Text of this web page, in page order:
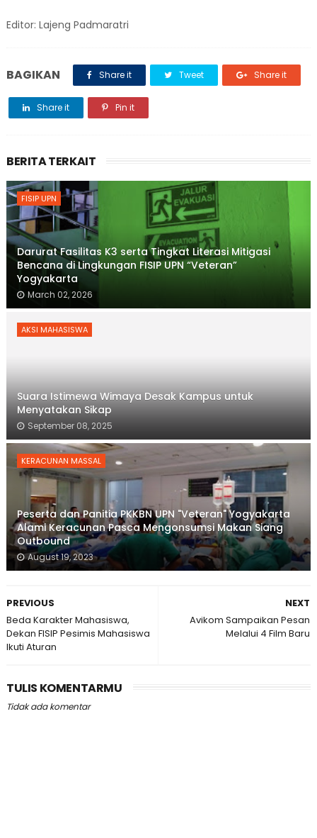
Editor: Lajeng Padmaratri
BAGIKAN Share it Tweet Share it
Share it Pin it
BERITA TERKAIT
FISIP UPN
Darurat Fasilitas K3 serta Tingkat Literasi Mitigasi
Bencana di Lingkungan FISIP UPN “Veteran”
Yogyakarta
March 02, 2026
AKSI MAHASISWA
Suara Istimewa Wimaya Desak Kampus untuk
Menyatakan Sikap
September 08, 2025
KERACUNAN MASSAL
Peserta dan Panitia PKKBN UPN "Veteran" Yogyakarta
Alami Keracunan Pasca Mengonsumsi Makan Siang
Outbound
August 19, 2023
NEXT
Avikom Sampaikan Pesan
Melalui 4 Film Baru
PREVIOUS
Beda Karakter Mahasiswa,
Dekan FISIP Pesimis Mahasiswa
Ikuti Aturan
TULIS KOMENTARMU
Tidak ada komentar